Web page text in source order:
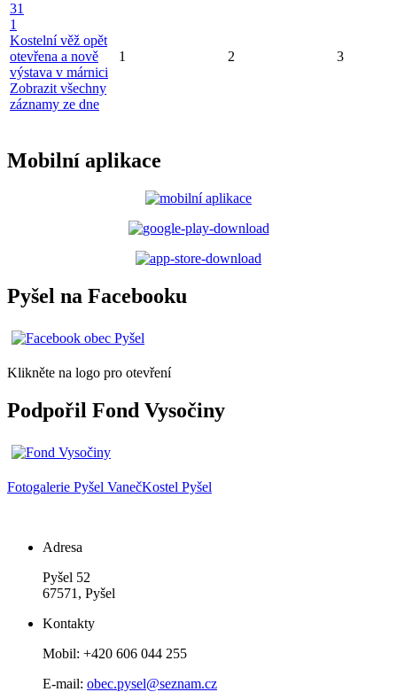
31
1
Kostelní věž opět
otevřena a nově
výstava v márnici
Zobrazit všechny
záznamy ze dne
1 2 3
Mobilní aplikace
Pyšel na Facebooku
Klikněte na logo pro otevření
Podpořil Fond Vysočiny
Fotogalerie Pyšel VanečKostel Pyšel
Adresa
Pyšel 52
67571, Pyšel
Kontakty
Mobil: +420 606 044 255
E-mail: obec.pysel@seznam.cz